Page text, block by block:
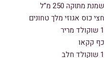
שמנת מתוקה 250 מ”ל
חצי כוס אגוזי מלך טחונים
1 שוקולד מריר
כף קקאו
1 שוקולד חלב